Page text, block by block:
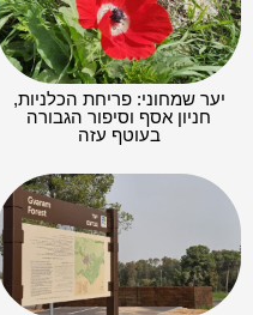
יער שמחוני: פריחת הכלניות,
חניון אסף וסיפור הגבורה
בעוטף עזה